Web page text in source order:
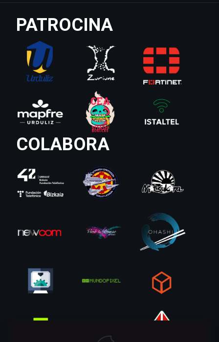
PATROCINA
COLABORA